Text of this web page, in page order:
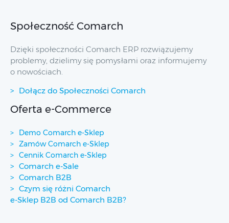
Społeczność Comarch
Dzięki społeczności Comarch ERP rozwiązujemy
problemy, dzielimy się pomysłami oraz informujemy
o nowościach.
Dołącz do Społeczności Comarch
Oferta e-Commerce
Demo Comarch e-Sklep
Zamów Comarch e-Sklep
Cennik Comarch e-Sklep
Comarch e-Sale
Comarch B2B
Czym się różni Comarch
e-Sklep B2B od Comarch B2B?